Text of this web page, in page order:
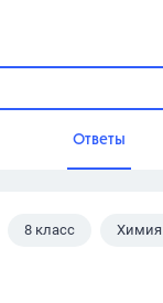
Ответы
8 класс Химия